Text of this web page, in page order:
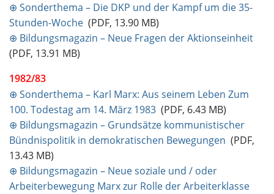
⊕ Sonderthema – Die DKP und der Kampf um die 35-
Stunden-Woche (PDF, 13.90 MB)
⊕ Bildungsmagazin – Neue Fragen der Aktionseinheit
(PDF, 13.91 MB)
1982/83
⊕ Sonderthema – Karl Marx: Aus seinem Leben Zum
100. Todestag am 14. März 1983 (PDF, 6.43 MB)
⊕ Bildungsmagazin – Grundsätze kommunistischer
Bündnispolitik in demokratischen Bewegungen (PDF,
13.43 MB)
⊕ Bildungsmagazin – Neue soziale und / oder
Arbeiterbewegung Marx zur Rolle der Arbeiterklasse